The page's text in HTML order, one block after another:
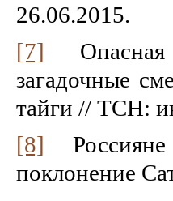
26.06.2015.
[7] Опасная
загадочные
тайги // ТСН:
[8]
поклонение